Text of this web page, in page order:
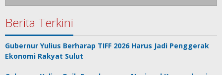
Berita Terkini
Gubernur Yulius Berharap TIFF 2026 Harus Jadi Penggerak
Ekonomi Rakyat Sulut